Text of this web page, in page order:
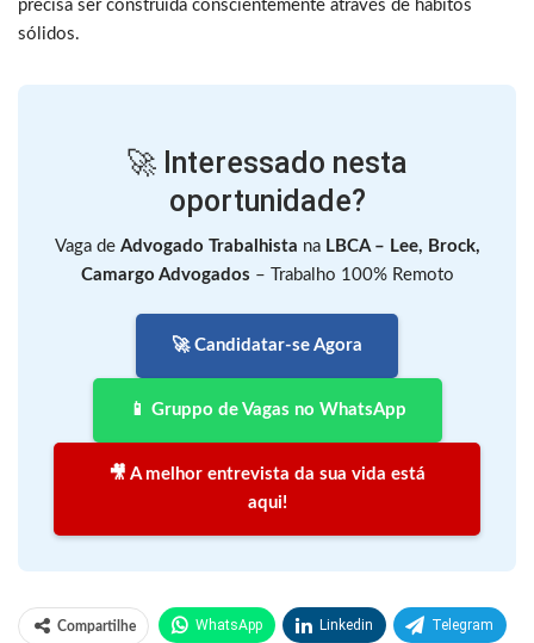
precisa ser construída conscientemente através de hábitos
sólidos.
🚀 Interessado nesta
oportunidade?
Vaga de Advogado Trabalhista na LBCA – Lee, Brock,
Camargo Advogados – Trabalho 100% Remoto
🚀 Candidatar-se Agora
📱 Gruppo de Vagas no WhatsApp
🎥 A melhor entrevista da sua vida está
aqui!
Compartilhe WhatsApp Linkedin Telegram